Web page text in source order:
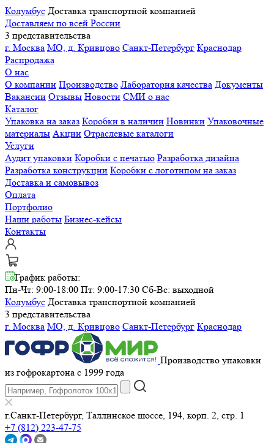
Колумбус Доставка транспортной компанией
Доставляем по всей России
3 представительства
г. Москва МО, д. Кривцово Санкт-Петербург Краснодар
Распродажа
О нас
О компании Производство Лаборатория качества Документы
Вакансии Отзывы Новости СМИ о нас
Каталог
Упаковка на заказ Коробки в наличии Новинки Упаковочные
материалы Акции Отраслевые каталоги
Услуги
Аудит упаковки Коробки с печатью Разработка дизайна
Разработка конструкции Коробки с логотипом на заказ
Доставка и самовывоз
Оплата
Портфолио
Наши работы Бизнес-кейсы
Контакты
График работы:
Пн-Чт: 9:00-18:00 Пт: 9:00-17:30 Сб-Вс: выходной
Колумбус Доставка транспортной компанией
3 представительства
г. Москва МО, д. Кривцово Санкт-Петербург Краснодар
Производство упаковки
из гофрокартона с 1999 года
г.Санкт-Петербург, Таллинское шоссе, 194, корп. 2, стр. 1
+7 (812) 223-47-75